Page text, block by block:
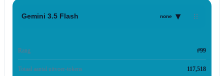
Gemini 3.5 Flash none ▾
Rang #99
Totaal aantal uitvoer-tokens 117,518